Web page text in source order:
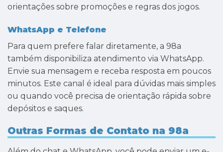
orientações sobre promoções e regras dos jogos.
WhatsApp e Telefone
Para quem prefere falar diretamente, a 98a
também disponibiliza atendimento via WhatsApp.
Envie sua mensagem e receba resposta em poucos
minutos. Este canal é ideal para dúvidas mais simples
ou quando você precisa de orientação rápida sobre
depósitos e saques.
Outras Formas de Contato na 98a